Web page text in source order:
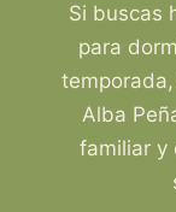
Si buscas
para
Alba
familiar y